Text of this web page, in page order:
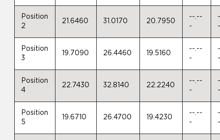
Position
2
21.6460 31.0170 20.7950
--.--
-
Position
3
19.7090 26.4460 19.5160
--.--
-
Position
4
22.7430 32.8140 22.2240
--.--
-
Position
5
19.6710 26.4700 19.4230
--.--
-